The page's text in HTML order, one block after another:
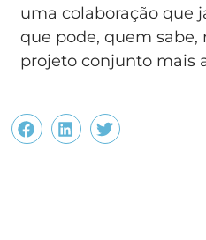
uma colaboração que
que pode, quem
projeto conjunto mais